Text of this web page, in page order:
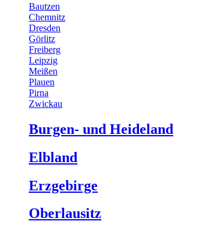
Bautzen
Chemnitz
Dresden
Görlitz
Freiberg
Leipzig
Meißen
Plauen
Pirna
Zwickau
Burgen- und Heideland
Elbland
Erzgebirge
Oberlausitz